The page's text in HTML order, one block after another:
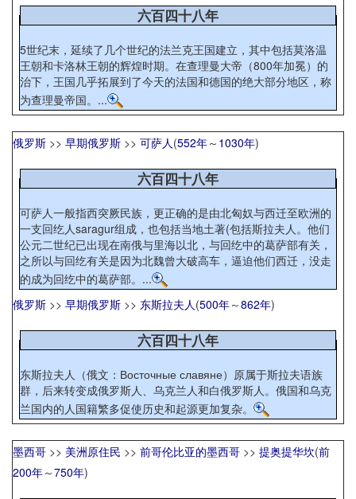
六百四十八年
5世纪末，延续了几个世纪的法兰克王国建立，其中包括莫洛温
王朝和卡洛林王朝的辉煌时期。在查理曼大帝（800年加冕）的
治下，王国几乎拓展到了今天的法国和德国的绝大部分地区，称
为查理曼帝国。...
俄罗斯 >> 早期俄罗斯 >> 可萨人(552年～ 1030年)
六百四十八年
可萨人一般指西突厥民族，更正确的是由北匈奴与西迁至欧洲的
一支回纥人saragur组成，也包括当地土著(包括斯拉夫人。他们
公元二世纪已出现在南俄与里海以北，与回纥中的葛萨部有关，
之所以与回纥有关是因为北魏曾大破高车，逼迫他们西迁，没走
的成为回纥中的葛萨部。...
俄罗斯 >> 早期俄罗斯 >> 东斯拉夫人(500年～862年)
六百四十八年
东斯拉夫人（俄文：Восточные славяне）原属于斯拉夫语族
群，后来转变成俄罗斯人、乌克兰人和白俄罗斯人。俄国和乌克
兰国内的人国籍繁多促使历史和起源更加复杂。
墨西哥 >> 美洲原住民 >> 前哥伦比亚的墨西哥 >> 提奥提华坎(前
200年～750年)